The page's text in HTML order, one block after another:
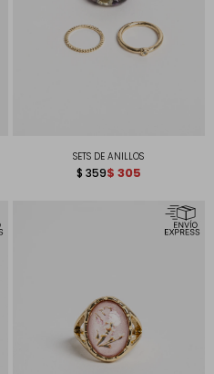
SETS DE ANILLOS
$ 359$ 305